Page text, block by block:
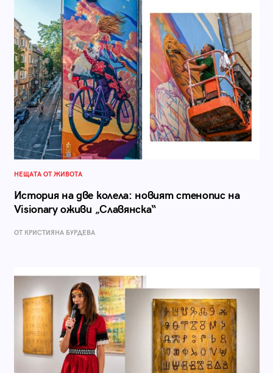
НЕЩАТА ОТ ЖИВОТА
История на две колела: новият стенопис на
Visionary оживи „Славянска“
ОТ КРИСТИЯНА БУРДЕВА